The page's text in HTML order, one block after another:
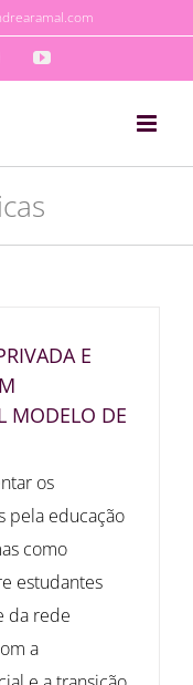
InstagramYouTube
E
MODELO DE
os
pela educação
como
estudantes
da rede
a